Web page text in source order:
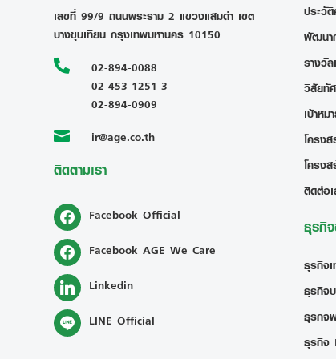
เลขที่ 99/9 ถนนพระราม 2 แขวงแสมดำ เขต
บางขุนเทียน กรุงเทพมหานคร 10150

02-894-0088
02-453-1251-3
02-894-0909
 ir@age.co.th
ติดตามเรา
Facebook Official
Facebook AGE We Care
Linkedin
LINE Official
ประวั
พัฒนา
รางวั
วิสัยทั
เป้าห
โครง
โครง
ติดต่อ
ธุรกิ
ธุรกิจ
ธุรกิจ
ธุรกิจ
ธุรกิจ